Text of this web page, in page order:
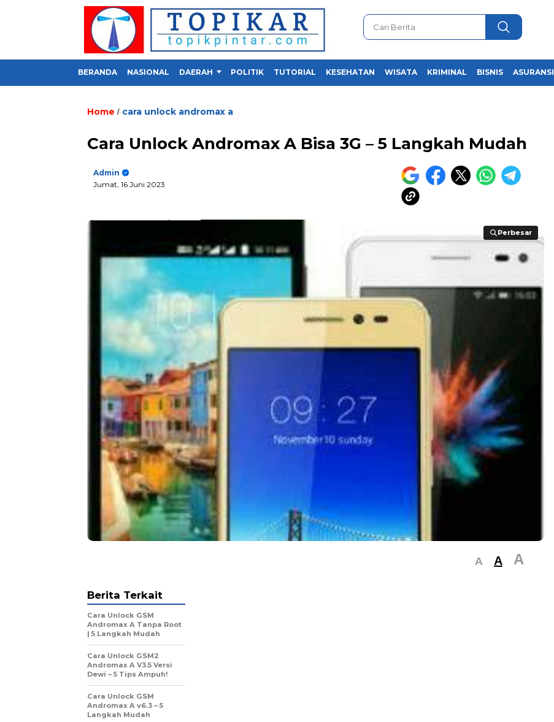
BERANDA NASIONAL DAERAH POLITIK TUTORIAL KESEHATAN WISATA KRIMINAL BISNIS ASURANSI
Home / cara unlock andromax a
Cara Unlock Andromax A Bisa 3G – 5 Langkah Mudah
Admin
Jumat, 16 Juni 2023
Perbesar
Perbesar
A A A
Berita Terkait
Cara Unlock GSM
Andromax A Tanpa Root
| 5 Langkah Mudah
Cara Unlock GSM2
Andromax A V3.5 Versi
Dewi – 5 Tips Ampuh!
Cara Unlock GSM
Andromax A v6.3 – 5
Langkah Mudah